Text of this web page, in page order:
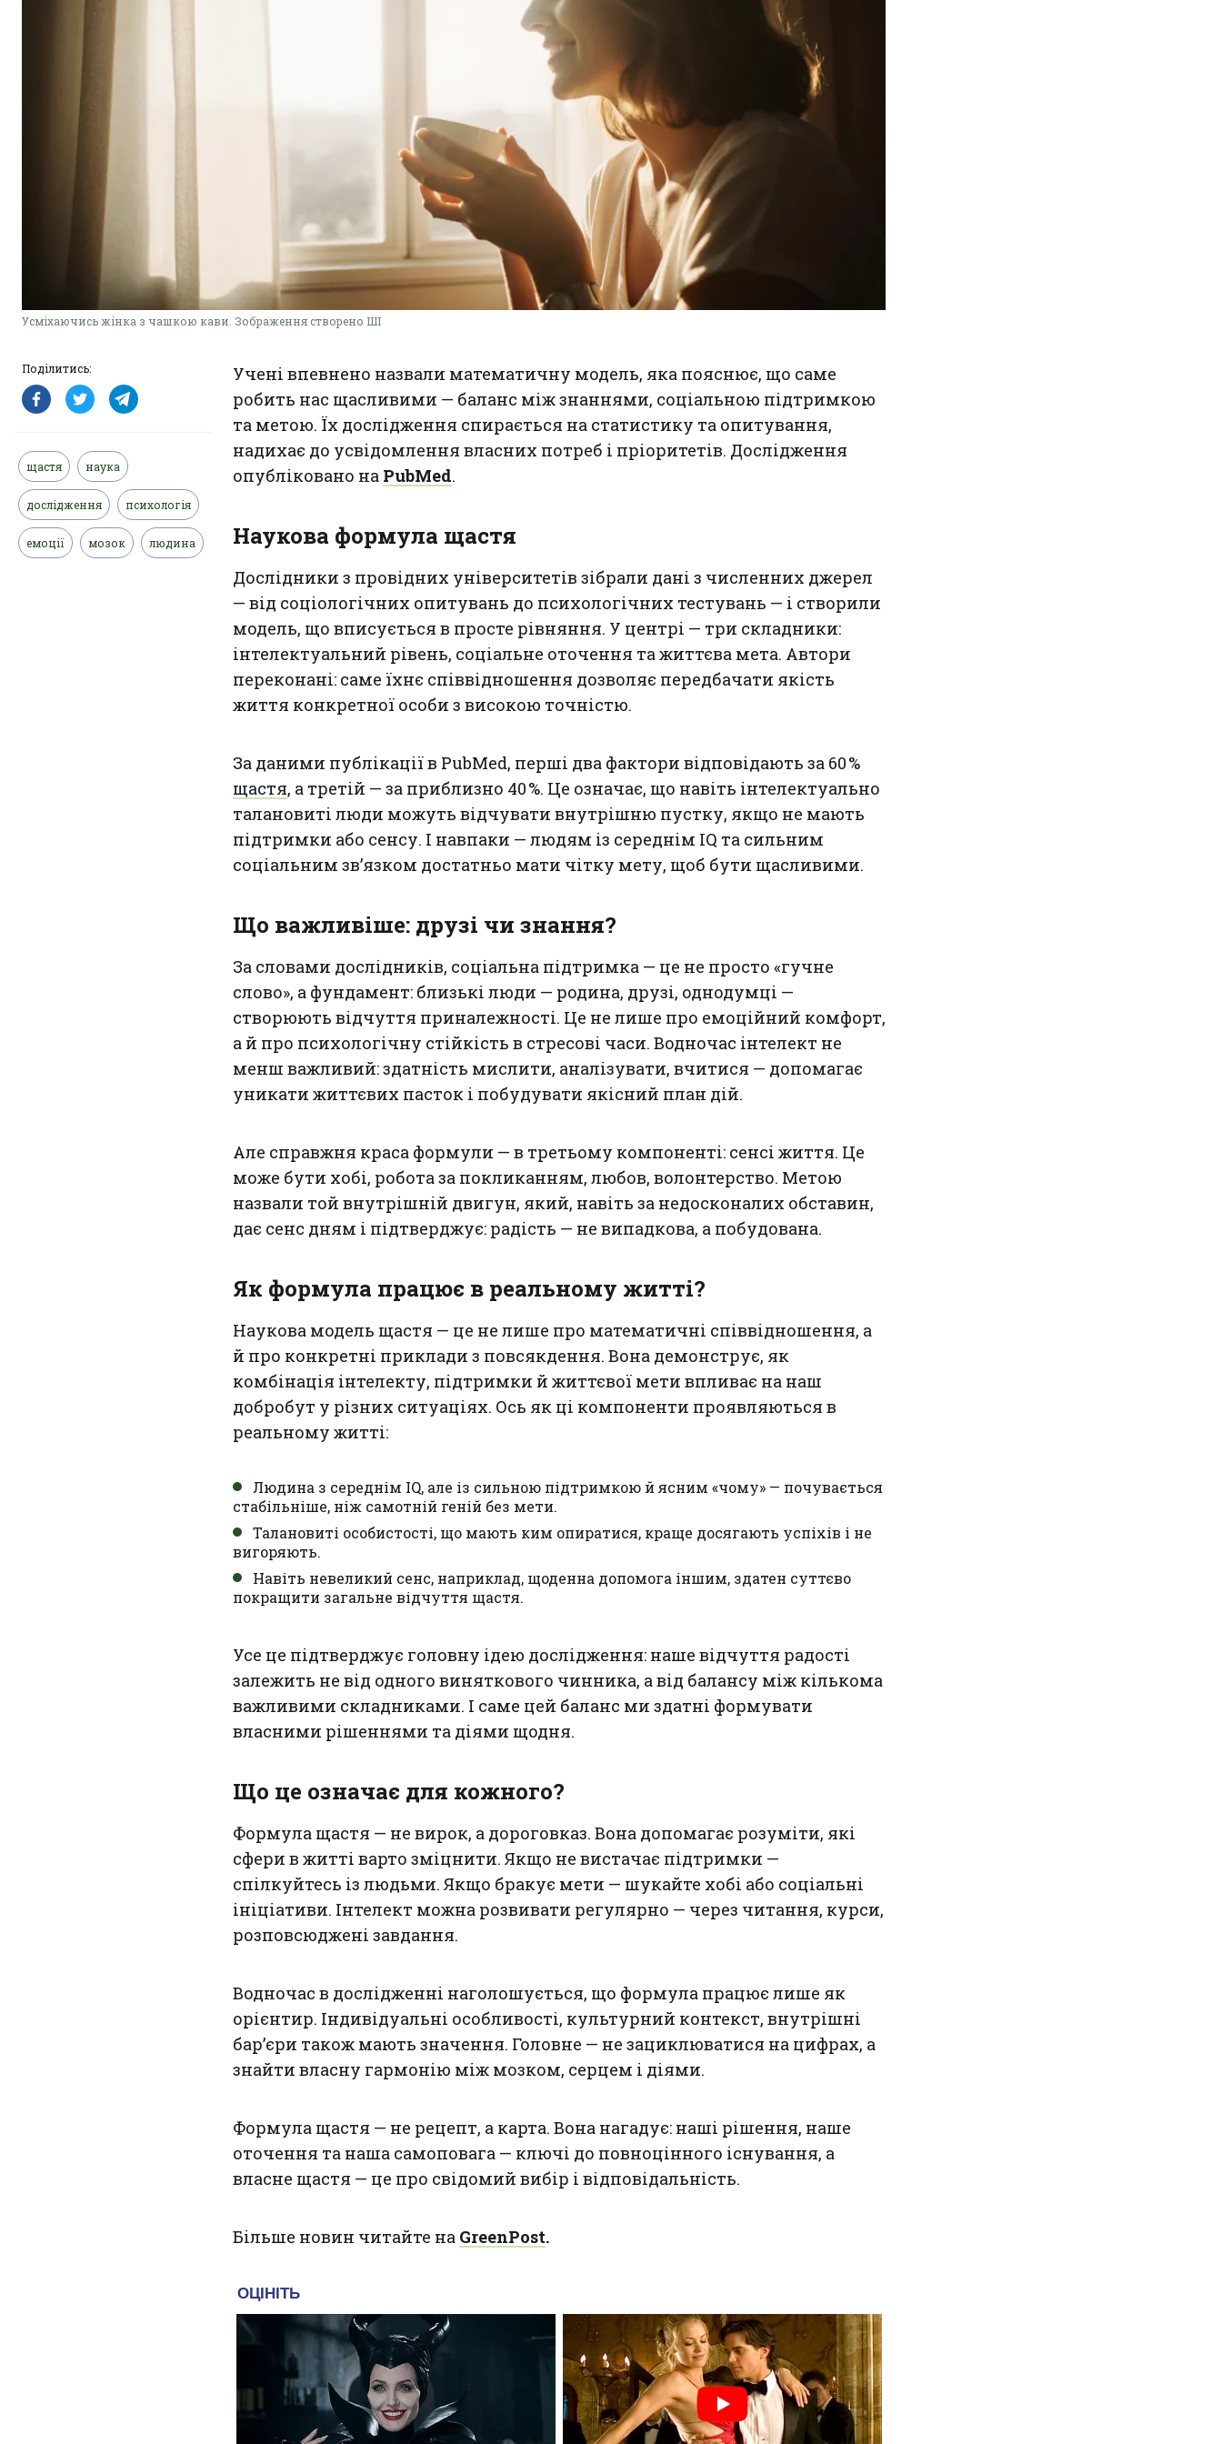
Усміхаючись жінка з чашкою кави. Зображення створено ШІ
Поділитись:
щастя наука
дослідження психологія
емоції мозок людина
Учені впевнено назвали математичну модель, яка пояснює, що саме
робить нас щасливими — баланс між знаннями, соціальною підтримкою
та метою. Їх дослідження спирається на статистику та опитування,
надихає до усвідомлення власних потреб і пріоритетів. Дослідження
опубліковано на PubMed.
Наукова формула щастя
Дослідники з провідних університетів зібрали дані з численних джерел
— від соціологічних опитувань до психологічних тестувань — і створили
модель, що вписується в просте рівняння. У центрі — три складники:
інтелектуальний рівень, соціальне оточення та життєва мета. Автори
переконані: саме їхнє співвідношення дозволяє передбачати якість
життя конкретної особи з високою точністю.
За даними публікації в PubMed, перші два фактори відповідають за 60 %
щастя, а третій — за приблизно 40 %. Це означає, що навіть інтелектуально
талановиті люди можуть відчувати внутрішню пустку, якщо не мають
підтримки або сенсу. І навпаки — людям із середнім IQ та сильним
соціальним зв’язком достатньо мати чітку мету, щоб бути щасливими.
Що важливіше: друзі чи знання?
За словами дослідників, соціальна підтримка — це не просто «гучне
слово», а фундамент: близькі люди — родина, друзі, однодумці —
створюють відчуття приналежності. Це не лише про емоційний комфорт,
а й про психологічну стійкість в стресові часи. Водночас інтелект не
менш важливий: здатність мислити, аналізувати, вчитися — допомагає
уникати життєвих пасток і побудувати якісний план дій.
Але справжня краса формули — в третьому компоненті: сенсі життя. Це
може бути хобі, робота за покликанням, любов, волонтерство. Метою
назвали той внутрішній двигун, який, навіть за недосконалих обставин,
дає сенс дням і підтверджує: радість — не випадкова, а побудована.
Як формула працює в реальному житті?
Наукова модель щастя — це не лише про математичні співвідношення, а
й про конкретні приклади з повсякдення. Вона демонструє, як
комбінація інтелекту, підтримки й життєвої мети впливає на наш
добробут у різних ситуаціях. Ось як ці компоненти проявляються в
реальному житті:
Людина з середнім IQ, але із сильною підтримкою й ясним «чому» — почувається
стабільніше, ніж самотній геній без мети.
Талановиті особистості, що мають ким опиратися, краще досягають успіхів і не
вигоряють.
Навіть невеликий сенс, наприклад, щоденна допомога іншим, здатен суттєво
покращити загальне відчуття щастя.
Усе це підтверджує головну ідею дослідження: наше відчуття радості
залежить не від одного виняткового чинника, а від балансу між кількома
важливими складниками. І саме цей баланс ми здатні формувати
власними рішеннями та діями щодня.
Що це означає для кожного?
Формула щастя — не вирок, а дороговказ. Вона допомагає розуміти, які
сфери в житті варто зміцнити. Якщо не вистачає підтримки —
спілкуйтесь із людьми. Якщо бракує мети — шукайте хобі або соціальні
ініціативи. Інтелект можна розвивати регулярно — через читання, курси,
розповсюджені завдання.
Водночас в дослідженні наголошується, що формула працює лише як
орієнтир. Індивідуальні особливості, культурний контекст, внутрішні
бар’єри також мають значення. Головне — не зациклюватися на цифрах, а
знайти власну гармонію між мозком, серцем і діями.
Формула щастя — не рецепт, а карта. Вона нагадує: наші рішення, наше
оточення та наша самоповага — ключі до повноцінного існування, а
власне щастя — це про свідомий вибір і відповідальність.
Більше новин читайте на GreenPost.